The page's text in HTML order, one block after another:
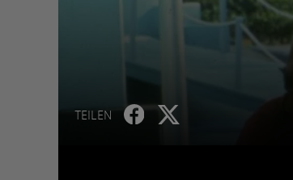
TEILEN